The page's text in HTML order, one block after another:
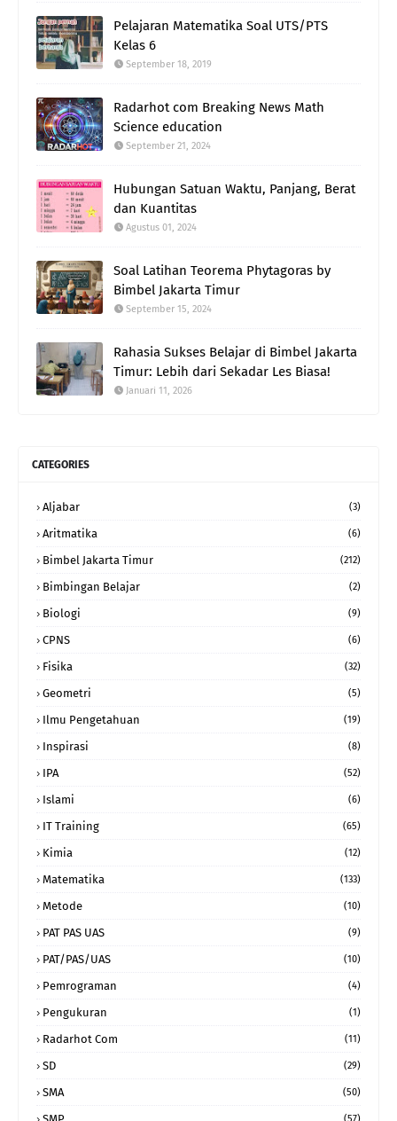
Pelajaran Matematika Soal UTS/PTS
Kelas 6
September 18, 2019
Radarhot com Breaking News Math
Science education
September 21, 2024
Hubungan Satuan Waktu, Panjang, Berat
dan Kuantitas
Agustus 01, 2024
Soal Latihan Teorema Phytagoras by
Bimbel Jakarta Timur
September 15, 2024
Rahasia Sukses Belajar di Bimbel Jakarta
Timur: Lebih dari Sekadar Les Biasa!
Januari 11, 2026
CATEGORIES
Aljabar (3)
Aritmatika (6)
Bimbel Jakarta Timur (212)
Bimbingan Belajar (2)
Biologi (9)
CPNS (6)
Fisika (32)
Geometri (5)
Ilmu Pengetahuan (19)
Inspirasi (8)
IPA (52)
Islami (6)
IT Training (65)
Kimia (12)
Matematika (133)
Metode (10)
PAT PAS UAS (9)
PAT/PAS/UAS (10)
Pemrograman (4)
Pengukuran (1)
Radarhot Com (11)
SD (29)
SMA (50)
(57)